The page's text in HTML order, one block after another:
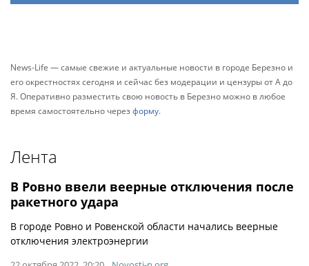
News-Life — самые свежие и актуальные новости в городе Березно и
его окрестностях сегодня и сейчас без модерации и цензуры от А до
Я. Оперативно разместить свою новость в Березно можно в любое
время самостоятельно черезформу.
Лента
В Ровно ввели веерные отключения после
ракетного удара
В городе Ровно и Ровенской области начались веерные
отключения электроэнергии